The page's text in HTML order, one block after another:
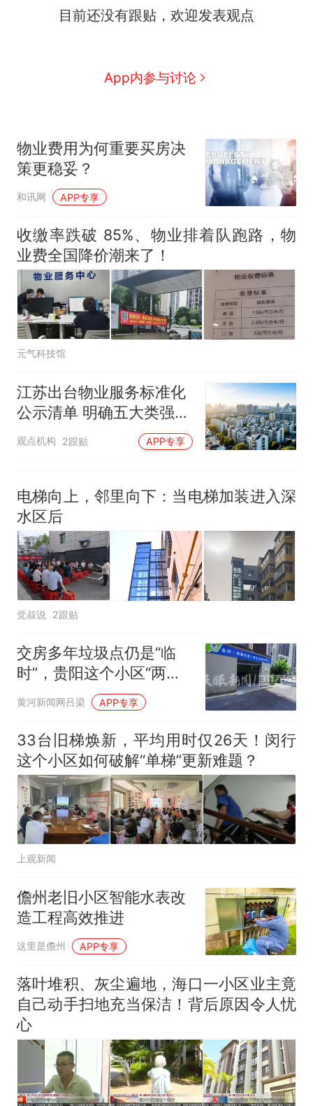
目前还没有跟贴，欢迎发表观点
App内参与讨论
物业费用为何重要买房决
策更稳妥？
和讯网 APP专享
收缴率跌破 85%、物业排着队跑路，物
业费全国降价潮来了！
元气科技馆
江苏出台物业服务标准化
公示清单 明确五大类强制
公开事项
观点机构 2跟贴 APP专享
电梯向上，邻里向下：当电梯加装进入深
水区后
觉叔说 2跟贴
交房多年垃圾点仍是“临
时”，贵阳这个小区“两房”
为啥一直建不成？
黄河新闻网吕梁 APP专享
33台旧梯焕新，平均用时仅26天！闵行
这个小区如何破解“单梯”更新难题？
上观新闻
儋州老旧小区智能水表改
造工程高效推进
这里是儋州 APP专享
落叶堆积、灰尘遍地，海口一小区业主竟
自己动手扫地充当保洁！背后原因令人忧
心